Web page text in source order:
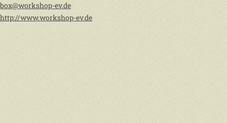
box@workshop-ev.de
http://www.workshop-ev.de